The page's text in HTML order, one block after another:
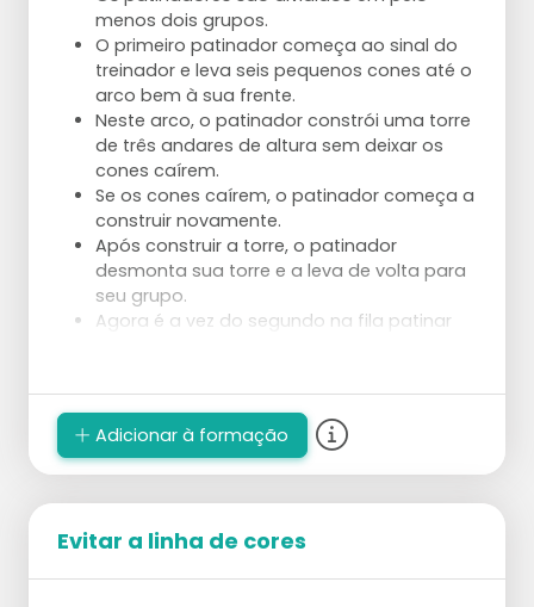
menos dois grupos.
O primeiro patinador começa ao sinal do
treinador e leva seis pequenos cones até o
arco bem à sua frente.
Neste arco, o patinador constrói uma torre
de três andares de altura sem deixar os
cones caírem.
Se os cones caírem, o patinador começa a
construir novamente.
Após construir a torre, o patinador
desmonta sua torre e a leva de volta para
seu grupo.
Agora é a vez do segundo na fila patinar
Adicionar à formação
Evitar a linha de cores